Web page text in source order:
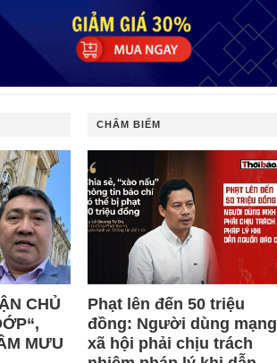
CHỦ
MƯU
CHÂM BIẾM
Phạt lên đến 50 triệu
đồng: Người dùng mạng
xã hội phải chịu trách